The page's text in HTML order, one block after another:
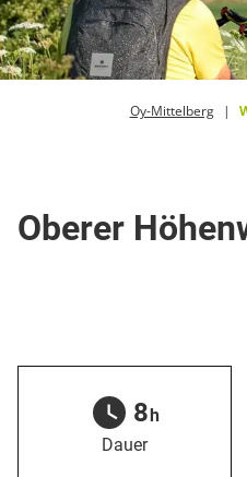
Oy-Mittelberg
Oberer
8h
Dauer